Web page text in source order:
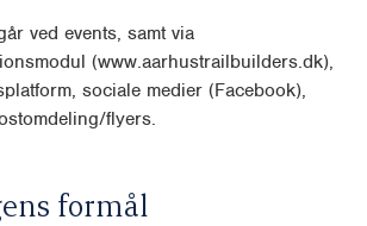
ved events, samt via
(www.aarhustrailbuilders.dk),
sociale medier (Facebook),
flyers.
formål